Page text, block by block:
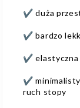
✔ duża
✔ bardzo
✔ elastyczna
✔
ruch stopy